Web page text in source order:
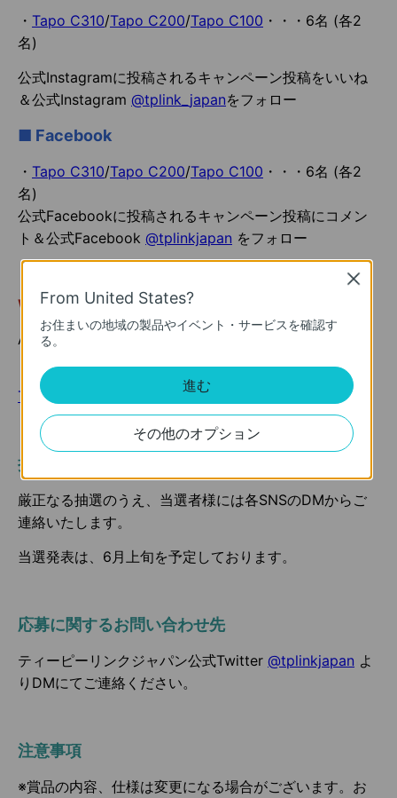
・ Tapo C310/Tapo C200/Tapo C100 ・・・6名 (各2
名)
公式Instagramに投稿されるキャンペーン投稿をいいね
＆公式Instagram @tplink japanをフォロー
■ Facebook
・ Tapo C310/Tapo C200/Tapo C100 ・・・6名 (各2
名)
公式Facebookに投稿されるキャンペーン投稿にコメン
ト＆公式Facebook @tplinkjapan をフォロー
Wチャンス※抽選対象はキャンペーン応募者のみ
Amazonギフト券500円分・・・10名
Tapo P105
・・・3名 (Instagramから抽選)
抽選・当選発表・賞品発送
厳正なる抽選のうえ、当選者様には各SNSのDMからご
連絡いたします。
当選発表は、6月上旬を予定しております。
応募に関するお問い合わせ先
ティーピーリンクジャパン公式Twitter @tplinkjapan よ
りDMにてご連絡ください。
注意事項
※賞品の内容、仕様は変更になる場合がございます。お
From United States?
お住まいの地域の製品やイベント・サービスを確認す
る。
進む
その他のオプション
Close